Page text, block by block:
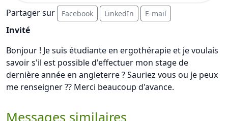
Partager sur Facebook LinkedIn E-mail
Invité
Bonjour ! Je suis étudiante en ergothérapie et je voulais
savoir s'il est possible d'effectuer mon stage de
dernière année en angleterre ? Sauriez vous ou je peux
me renseigner ?? Merci beaucoup d'avance.
Messages similaires